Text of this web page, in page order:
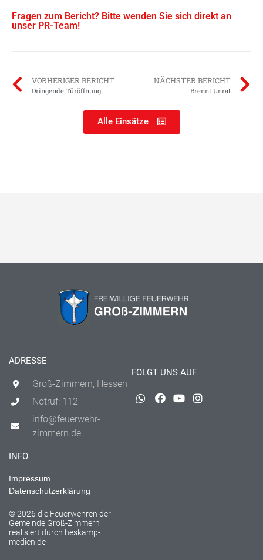
Fragen zum Bericht? Bitte wenden Sie sich direkt an
unser PR-Team!
VORHERIGER BERICHT
Dringende Türöffnung
NÄCHSTER BERICHT
Brennt Unrat
Alle Einsätze
ADRESSE
Groß-Zimmern, Hessen
Notruf: 112
info@feuerwehr-
zimmern.de
FOLGT UNS AUF
INFO
Impressum
Datenschutzerklärung
© 2026 die Feuerwehren der
Gemeinde Groß-Zimmern
realisiert durch heskamp-
medien.de